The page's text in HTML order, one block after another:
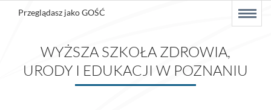
Menu
Wyszukiwarka
Menu
Nowości
Twoja półka
Przeglądasz jako GOŚĆ
WYŻSZA SZKOŁA ZDROWIA,
URODY I EDUKACJI W POZNANIU